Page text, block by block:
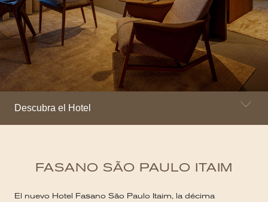
CORRIERE
HISTORIA
SOSTENIBILIDAD
CONTACTO
Descubra el Hotel
FASANO SÃO PAULO ITAIM
El nuevo Hotel Fasano São Paulo Itaim, la décima